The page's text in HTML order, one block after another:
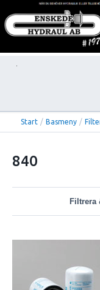
Start / Basmeny /
840
Filtrera